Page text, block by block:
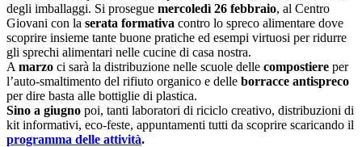
degli imballaggi. Si prosegue mercoledì 26 febbraio, al Centro
Giovani con la serata formativa contro lo spreco alimentare dove
scoprire insieme tante buone pratiche ed esempi virtuosi per ridurre
gli sprechi alimentari nelle cucine di casa nostra.
A marzo ci sarà la distribuzione nelle scuole delle compostiere per
l’auto-smaltimento del rifiuto organico e delle borracce antispreco
per dire basta alle bottiglie di plastica.
Sino a giugno poi, tanti laboratori di riciclo creativo, distribuzioni di
kit informativi, eco-feste, appuntamenti tutti da scoprire scaricando il
programma delle attività.